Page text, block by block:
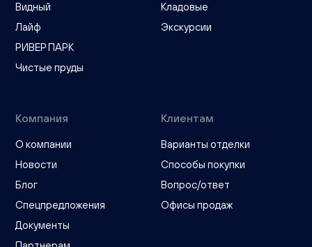
Видный
Лайф
РИВЕР ПАРК
Чистые пруды
Кладовые
Экскурсии
Компания
О компании
Новости
Блог
Спецпредложения
Документы
Клиентам
Варианты отделки
Способы покупки
Вопрос/ответ
Офисы продаж